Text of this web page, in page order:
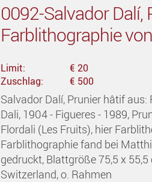
0092-Salvador Dalí,
Farblithographie
Limit:
€ 20
Zuschlag:
€ 500
Salvador Dalí, Prunier hâtif
Dali, 1904 - Figueres - 1989,
Flordali (Les Fruits), hier
Farblithographie fand bei
gedruckt, Blattgröße 75,5 x
Switzerland, o. Rahmen